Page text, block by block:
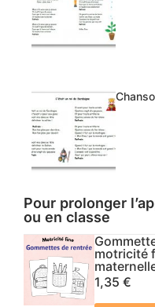
Pour prolonger
ou en classe
motricité
1,35 €